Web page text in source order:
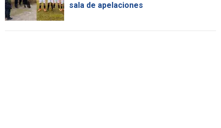
sala de apelaciones